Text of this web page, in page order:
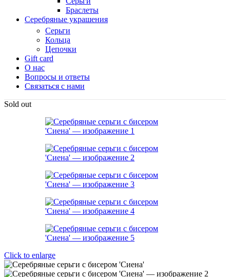
Браслеты
Серебряные украшения
Серьги
Кольца
Цепочки
Gift card
О нас
Вопросы и ответы
Связаться с нами
Sold out
Click to enlarge